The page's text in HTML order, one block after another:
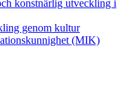
konstnärlig utveckling i
genom kultur
(MIK)